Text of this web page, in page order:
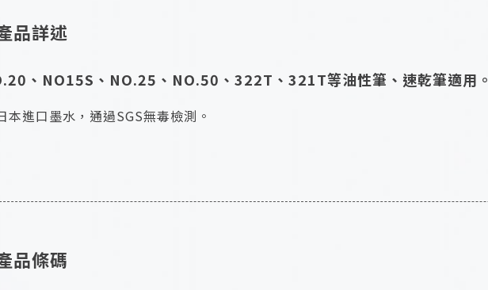
品詳述
、NO15S、NO.25、NO.50、322T、321T等油性筆、速乾筆適用。
本進口墨水，通過SGS無毒檢測。
品條碼